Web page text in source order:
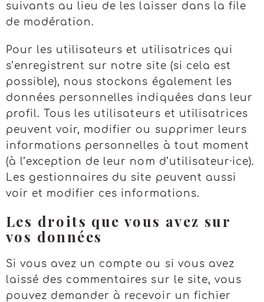
suivants au lieu de les laisser dans la file
de modération.
Pour les utilisateurs et utilisatrices qui
s’enregistrent sur notre site (si cela est
possible), nous stockons également les
données personnelles indiquées dans leur
profil. Tous les utilisateurs et utilisatrices
peuvent voir, modifier ou supprimer leurs
informations personnelles à tout moment
(à l’exception de leur nom d’utilisateur·ice).
Les gestionnaires du site peuvent aussi
voir et modifier ces informations.
Les droits que vous avez sur
vos données
Si vous avez un compte ou si vous avez
laissé des commentaires sur le site, vous
pouvez demander à recevoir un fichier